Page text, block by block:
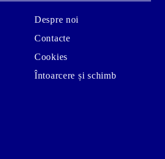
Despre noi
Contacte
Cookies
Întoarcere și schimb